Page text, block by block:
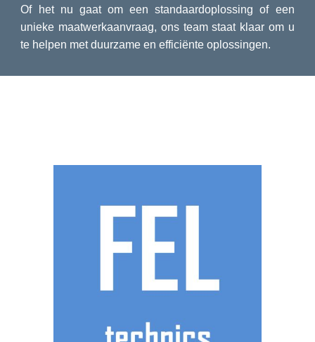
Of het nu gaat om een standaardoplossing of een
unieke maatwerkaanvraag, ons team staat klaar om u
te helpen met duurzame en efficiënte oplossingen.